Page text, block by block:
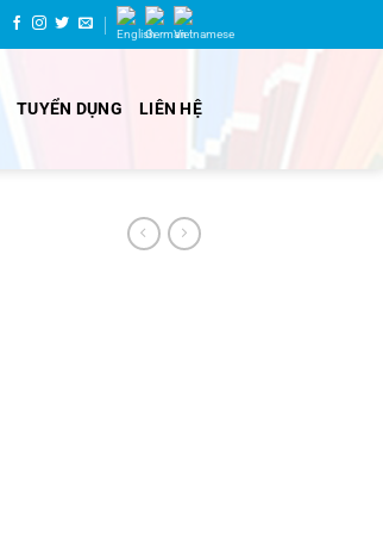
TUYỂN DỤNG LIÊN HỆ